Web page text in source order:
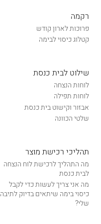
רקמה
פרוכות לארון קודש
קטלוג כיסוי לבימה
שילוט לבית כנסת
לוחות הנצחה
לוחות תפילה
אבזור וקישוט בית כנסת
שלטי הכוונה
תהליכי רכישת מוצר
מה התהליך לרכישת לוח הנצחה
לבית כנסת
מה אני צריך לעשות כדי לקבל
כיסוי בימה שיתאים בדיוק לתיבה
שלי?